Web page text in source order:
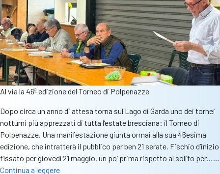
Trofeo
Scaligero
Al via la 46ª edizione del Torneo di Polpenazze
Dopo circa un anno di attesa torna sul Lago di Garda uno dei tornei
notturni più apprezzati di tutta l’estate bresciana: il Torneo di
Polpenazze. Una manifestazione giunta ormai alla sua 46esima
edizione, che intratterà il pubblico per ben 21 serate. Fischio d’inizio
fissato per giovedì 21 maggio, un po’ prima rispetto al solito per……
Continua a leggereAl